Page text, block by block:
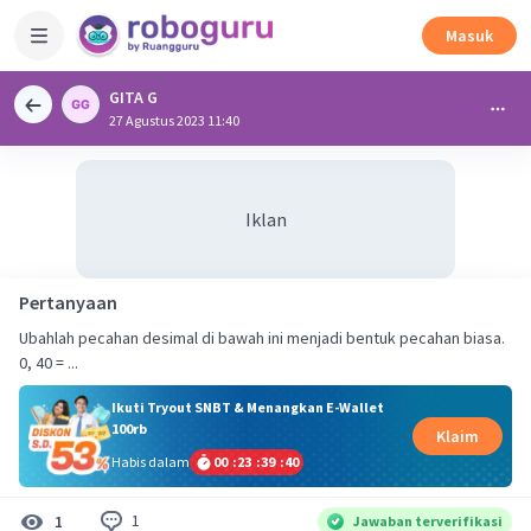
Masuk
GITA G
27 Agustus 2023 11:40
Iklan
Pertanyaan
Ubahlah pecahan desimal di bawah ini menjadi bentuk pecahan biasa.
0, 40 = ...
Ikuti Tryout SNBT & Menangkan E-Wallet
100rb
Habis dalam
00 :23 :39 :39
Klaim
1 1 Jawaban terverifikasi